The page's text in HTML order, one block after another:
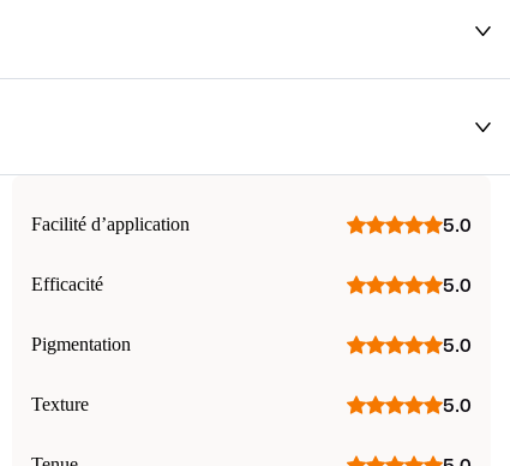
Facilité d’application 5.0
Efficacité 5.0
Pigmentation 5.0
Texture 5.0